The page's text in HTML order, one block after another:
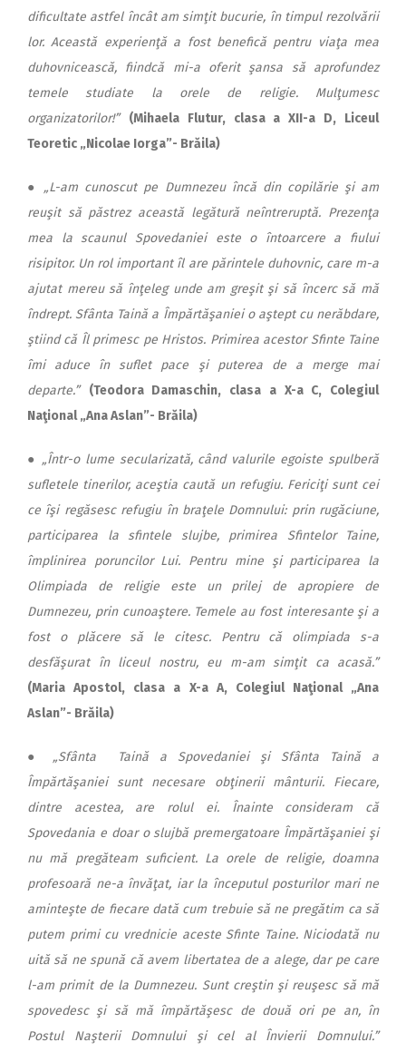
dificultate astfel încât am simţit bucurie, în timpul rezolvării
lor. Această experienţă a fost benefică pentru viaţa mea
duhovnicească, fiindcă mi-a oferit şansa să aprofundez
temele studiate la orele de religie. Mulţumesc
organizatorilor!”
(Mihaela Flutur, clasa a XII-a D, Liceul
Teoretic „Nicolae Iorga”- Brăila)
●
„L-am cunoscut pe Dumnezeu încă din copilărie şi am
reuşit să păstrez această legătură neîntreruptă. Prezenţa
mea la scaunul Spovedaniei este o întoarcere a fiului
risipitor. Un rol important îl are părintele duhovnic, care m-a
ajutat mereu să înţeleg unde am greşit şi să încerc să mă
îndrept. Sfânta Taină a Împărtăşaniei o aştept cu nerăbdare,
ştiind că Îl primesc pe Hristos. Primirea acestor Sfinte Taine
îmi aduce în suflet pace şi puterea de a merge mai
departe.”
(Teodora Damaschin, clasa a X-a C, Colegiul
Naţional „Ana Aslan”- Brăila)
● „Într-o lume secularizată, când valurile egoiste spulberă
sufletele tinerilor, aceştia caută un refugiu. Fericiţi sunt cei
ce îşi regăsesc refugiu în braţele Domnului: prin rugăciune,
participarea la sfintele slujbe, primirea Sfintelor Taine,
împlinirea poruncilor Lui. Pentru mine şi participarea la
Olimpiada de religie este un prilej de apropiere de
Dumnezeu, prin cunoaştere. Temele au fost interesante şi a
fost o plăcere să le citesc. Pentru că olimpiada s-a
desfăşurat în liceul nostru, eu m-am simţit ca acasă.”
(Maria Apostol, clasa a X-a A, Colegiul Naţional „Ana
Aslan”- Brăila)
●
„Sfânta Taină a Spovedaniei şi Sfânta Taină a
Împărtăşaniei sunt necesare obţinerii mânturii. Fiecare,
dintre acestea, are rolul ei. Înainte consideram că
Spovedania e doar o slujbă premergatoare Împărtăşaniei şi
nu mă pregăteam suficient. La orele de religie, doamna
profesoară ne-a învăţat, iar la începutul posturilor mari ne
aminteşte de fiecare dată cum trebuie să ne pregătim ca să
putem primi cu vrednicie aceste Sfinte Taine. Niciodată nu
uită să ne spună că avem libertatea de a alege, dar pe care
l-am primit de la Dumnezeu. Sunt creştin şi reuşesc să mă
spovedesc şi să mă împărtăşesc de două ori pe an, în
Postul Naşterii Domnului şi cel al Învierii Domnului.”